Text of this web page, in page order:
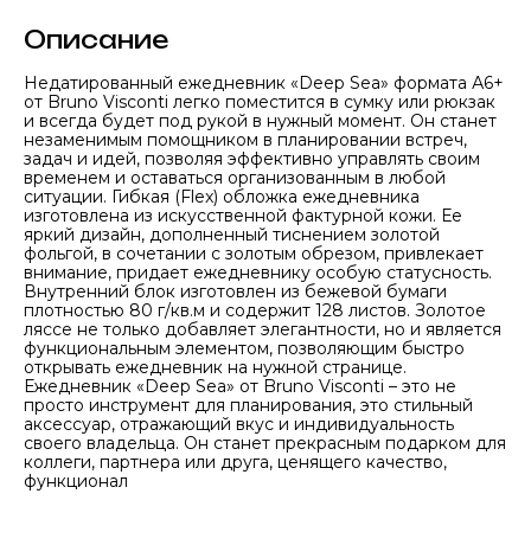
Описание
Недатированный ежедневник «Deep Sea» формата А6+
от Bruno Visconti легко поместится в сумку или рюкзак
и всегда будет под рукой в нужный момент. Он станет
незаменимым помощником в планировании встреч,
задач и идей, позволяя эффективно управлять своим
временем и оставаться организованным в любой
ситуации. Гибкая (Flex) обложка ежедневника
изготовлена из искусственной фактурной кожи. Ее
яркий дизайн, дополненный тиснением золотой
фольгой, в сочетании с золотым обрезом, привлекает
внимание, придает ежедневнику особую статусность.
Внутренний блок изготовлен из бежевой бумаги
плотностью 80 г/кв.м и содержит 128 листов. Золотое
ляссе не только добавляет элегантности, но и является
функциональным элементом, позволяющим быстро
открывать ежедневник на нужной странице.
Ежедневник «Deep Sea» от Bruno Visconti – это не
просто инструмент для планирования, это стильный
аксессуар, отражающий вкус и индивидуальность
своего владельца. Он станет прекрасным подарком для
коллеги, партнера или друга, ценящего качество,
функционал